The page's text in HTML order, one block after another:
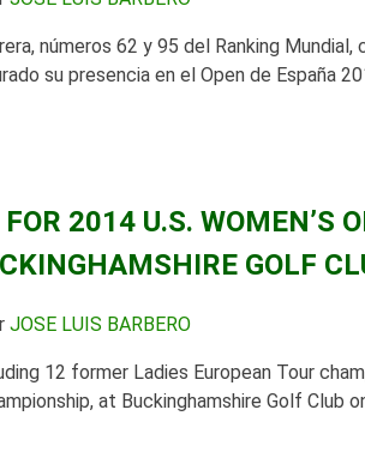
números 62 y 95 del Ranking
su presencia en el Open de España
2014 U.S. WOMEN’S
GOLF
JOSE LUIS BARBERO
12 former Ladies European Tour
at Buckinghamshire Golf Club